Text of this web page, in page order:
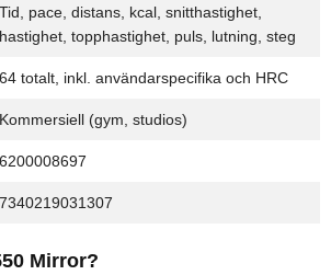
Tid, pace, distans, kcal, snitthastighet,
hastighet, topphastighet, puls, lutning, steg
64 totalt, inkl. användarspecifika och HRC
Kommersiell (gym, studios)
6200008697
7340219031307
Mirror?